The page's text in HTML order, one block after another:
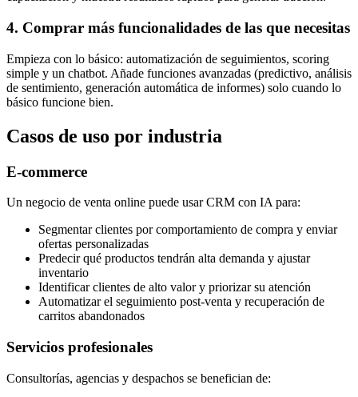
4. Comprar más funcionalidades de las que necesitas
Empieza con lo básico: automatización de seguimientos, scoring
simple y un chatbot. Añade funciones avanzadas (predictivo, análisis
de sentimiento, generación automática de informes) solo cuando lo
básico funcione bien.
Casos de uso por industria
E-commerce
Un negocio de venta online puede usar CRM con IA para:
Segmentar clientes por comportamiento de compra y enviar
ofertas personalizadas
Predecir qué productos tendrán alta demanda y ajustar
inventario
Identificar clientes de alto valor y priorizar su atención
Automatizar el seguimiento post-venta y recuperación de
carritos abandonados
Servicios profesionales
Consultorías, agencias y despachos se benefician de: